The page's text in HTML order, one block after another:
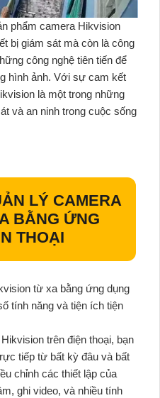
phẩm camera Hikvision
bị giám sát mà còn là công
công nghệ tiên tiến để
hình ảnh. Với sự cam kết
là một trong những
và an ninh trong cuộc sống
LÝ CAMERA
BẰNG ỨNG
THOẠI
từ xa bằng ứng dụng
tính năng và tiện ích tiện
trên điện thoại, bạn
tiếp từ bất kỳ đâu và bất
chỉnh các thiết lập của
ghi video, và nhiều tính